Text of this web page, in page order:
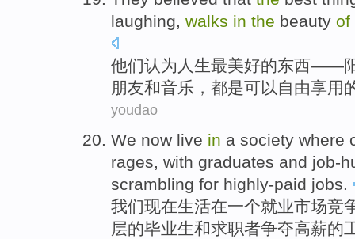
laughing, walks in the beauty of
他们认为 人生最美好的东西——
朋友和音乐 ， 都是可以自由享用
youdao
We now live in a society where
rages, with graduates and job-
scrambling for highly-paid jobs.
我们现在生活在一个就业市场竞
层的毕业生和求职者争夺高薪的